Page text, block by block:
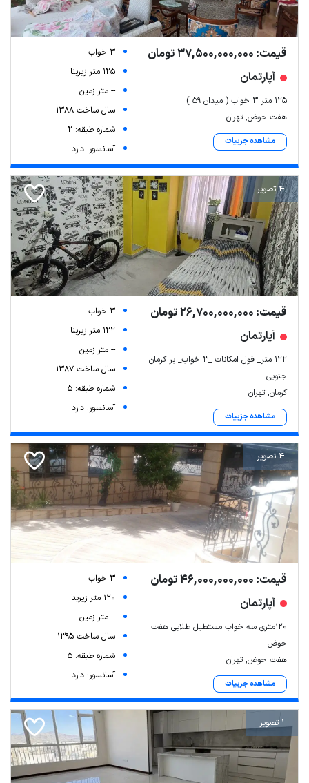
قیمت: 37,500,000,000 تومان
آپارتمان
۱۲۵ متر ۳ خواب ( میدان ۵۹ )
هفت حوض, تهران
مشاهده جزییات
3 خواب
125 متر زیربنا
-- متر زمین
سال ساخت 1388
شماره طبقه: 2
آسانسور: دارد
4 تصویر
قیمت: 26,700,000,000 تومان
آپارتمان
۱۲۲ متر_ فول امکانات _۳ خواب_ بر کرمان
جنوبی
کرمان, تهران
مشاهده جزییات
3 خواب
122 متر زیربنا
-- متر زمین
سال ساخت 1387
شماره طبقه: 5
آسانسور: دارد
4 تصویر
قیمت: 46,000,000,000 تومان
آپارتمان
۱۲۰متری سه خواب مستطیل طلایی هفت
حوض
هفت حوض, تهران
مشاهده جزییات
3 خواب
120 متر زیربنا
-- متر زمین
سال ساخت 1395
شماره طبقه: 5
آسانسور: دارد
1 تصویر